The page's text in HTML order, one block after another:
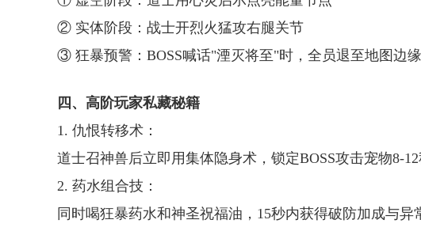
② 实体阶段：战士开烈火猛攻右腿关节
③ 狂暴预警：BOSS喊话"湮灭将至"时，全员退至地图边
四、高阶玩家私藏秘籍
1. 仇恨转移术：
道士召神兽后立即用集体隐身术，锁定BOSS攻击宠物8-
2. 药水组合技：
同时喝狂暴药水和神圣祝福油，15秒内获得破防加成与异